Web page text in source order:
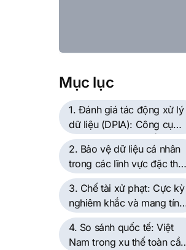
Mục lục
1. Đánh giá tác động xử lý
dữ liệu (DPIA): Công cụ
quản trị rủi ro bản lề
2. Bảo vệ dữ liệu cá nhân
trong các lĩnh vực đặc thù
và công nghệ mới
3. Chế tài xử phạt: Cực kỳ
nghiêm khắc và mang tính
răn đe cao
4. So sánh quốc tế: Việt
Nam trong xu thế toàn cầu